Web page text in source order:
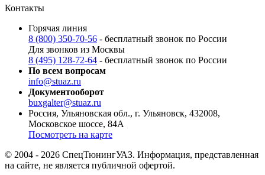
Контакты
Горячая линия
8 (800) 350-70-56 - бесплатный звонок по России
Для звонков из Москвы
8 (495) 128-72-64 - бесплатный звонок по России
По всем вопросам
info@stuaz.ru
Документооборот
buxgalter@stuaz.ru
Россия, Ульяновская обл., г. Ульяновск, 432008,
Московское шоссе, 84А
Посмотреть на карте
© 2004 - 2026 СпецТюнингУАЗ. Информация, представленная
на сайте, не является публичной офертой.